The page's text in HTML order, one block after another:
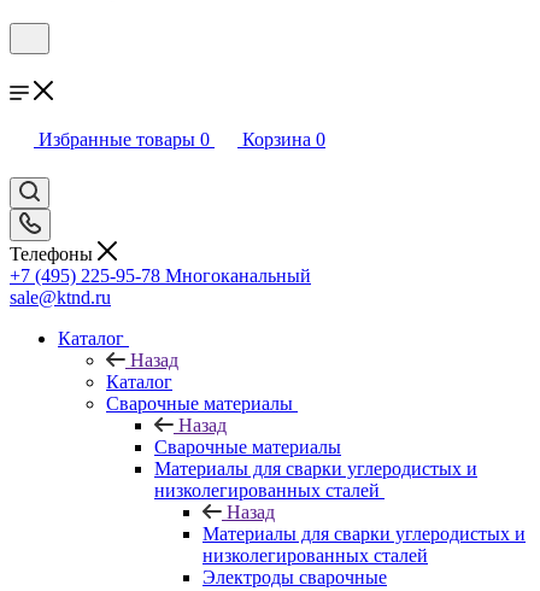
Избранные товары 0 Корзина 0
Телефоны
+7 (495) 225-95-78 Многоканальный
sale@ktnd.ru
Каталог
Назад
Каталог
Сварочные материалы
Назад
Сварочные материалы
Материалы для сварки углеродистых и
низколегированных сталей
Назад
Материалы для сварки углеродистых и
низколегированных сталей
Электроды сварочные